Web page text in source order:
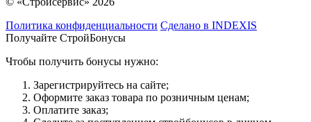
Политика конфиденциальности Сделано в INDEXIS
Получайте СтройБонусы
Чтобы получить бонусы нужно:
Зарегистрируйтесь на сайте;
Оформите заказ товара по розничным ценам;
Оплатите заказ;